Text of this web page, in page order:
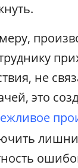
не
это